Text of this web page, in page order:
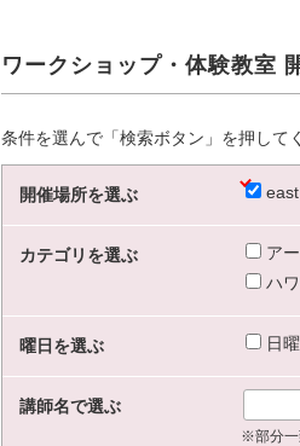
ワークショップ・体験教室
条件を選んで「検索ボタン」を押して
開催場所を選ぶ
カテゴリを選ぶ ア
ハ
曜日を選ぶ 日
講師名で選ぶ
※部分一